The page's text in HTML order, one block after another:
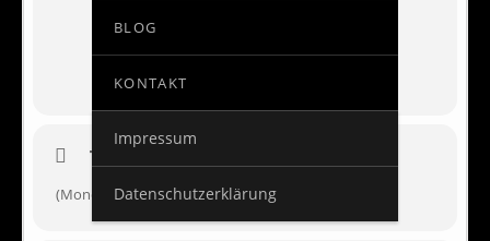
BLOG
KONTAKT
Impressum
Datenschutzerklärung
TIME
(Monday) 00:00